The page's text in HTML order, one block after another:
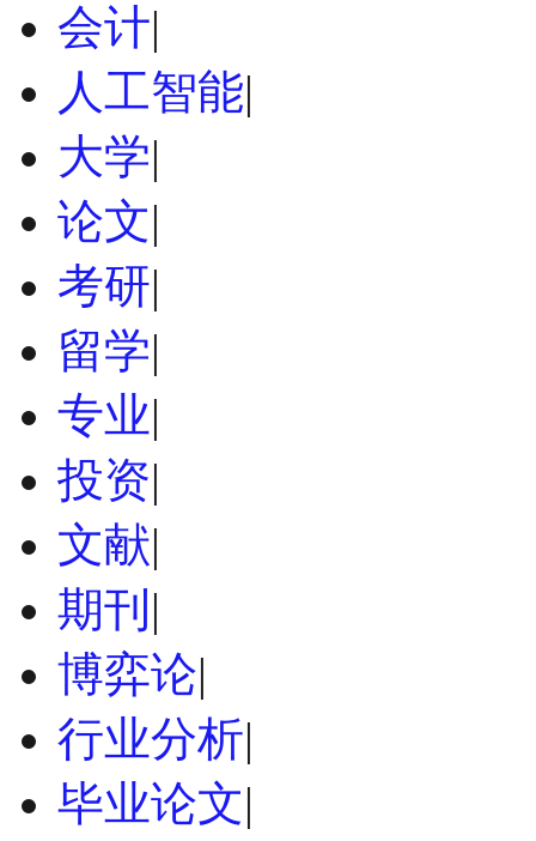
会计|
人工智能|
大学|
论文|
考研|
留学|
专业|
投资|
文献|
期刊 |
博弈论|
行业分析|
毕业论文|